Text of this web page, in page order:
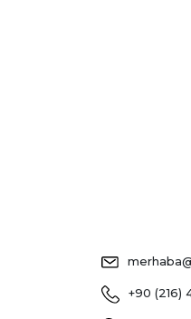
+90 (216)